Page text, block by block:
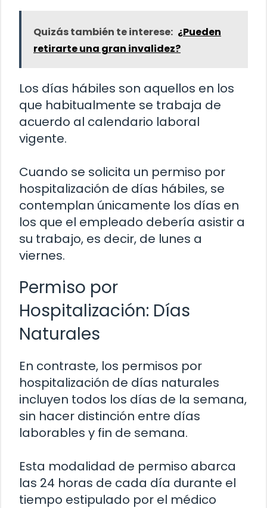
Quizás también te interese: ¿Pueden
retirarte una gran invalidez?
Los días hábiles son aquellos en los
que habitualmente se trabaja de
acuerdo al calendario laboral
vigente.
Cuando se solicita un permiso por
hospitalización de días hábiles, se
contemplan únicamente los días en
los que el empleado debería asistir a
su trabajo, es decir, de lunes a
viernes.
Permiso por
Hospitalización: Días
Naturales
En contraste, los permisos por
hospitalización de días naturales
incluyen todos los días de la semana,
sin hacer distinción entre días
laborables y fin de semana.
Esta modalidad de permiso abarca
las 24 horas de cada día durante el
tiempo estipulado por el médico